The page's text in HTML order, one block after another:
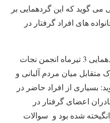
می گوید که این گردهمایی بر
های افراد گرفتار در
اسلامی با تأکید بر این نکته که گردهمایی 3 تیرماه انجمن نجات
متقابل میان مردم آلبانی و
بسیاری از افراد حاضر در
اعضای گرفتار در
شده بود و سوالات